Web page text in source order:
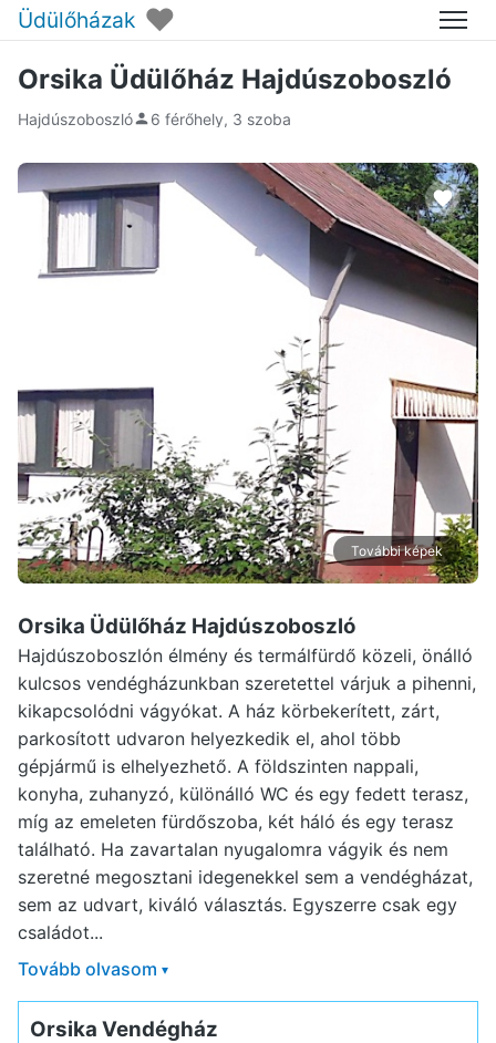
Üdülőházak ♥ Menü
Orsika Üdülőház Hajdúszoboszló
Hajdúszoboszló 6 férőhely, 3 szoba
További képek
Orsika Üdülőház Hajdúszoboszló
Hajdúszoboszlón élmény és termálfürdő közeli, önálló
kulcsos vendégházunkban szeretettel várjuk a pihenni,
kikapcsolódni vágyókat. A ház körbekerített, zárt,
parkosított udvaron helyezkedik el, ahol több
gépjármű is elhelyezhető. A földszinten nappali,
konyha, zuhanyzó, különálló WC és egy fedett terasz,
míg az emeleten fürdőszoba, két háló és egy terasz
található. Ha zavartalan nyugalomra vágyik és nem
szeretné megosztani idegenekkel sem a vendégházat,
sem az udvart, kiváló választás. Egyszerre csak egy
családot...
Tovább olvasom ▾
Orsika Vendégház